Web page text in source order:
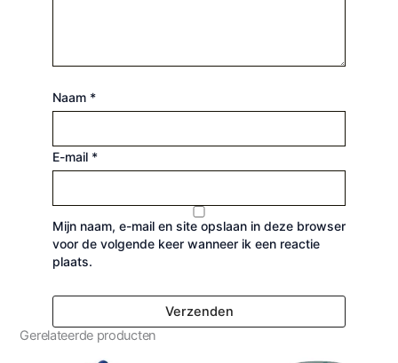
Naam *
E-mail *
Mijn naam, e-mail en site opslaan in deze browser
voor de volgende keer wanneer ik een reactie
plaats.
Gerelateerde producten